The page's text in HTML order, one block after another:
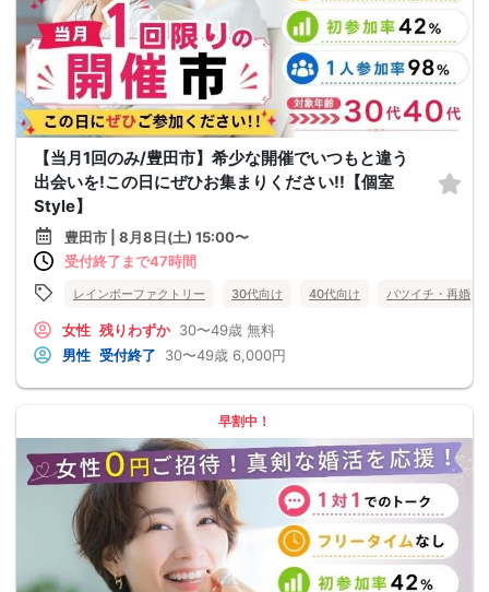
【当月1回のみ/豊田市】希少な開催でいつもと違う
出会いを!この日にぜひお集まりください!!【個室
Style】
豊田市 | 8月8日(土) 15:00〜
受付終了まで47時間
レインボーファクトリー 30代向け 40代向け バツイチ・再婚
女性 残りわずか 30〜49歳 無料
男性 受付終了 30〜49歳 6,000円
早割中！